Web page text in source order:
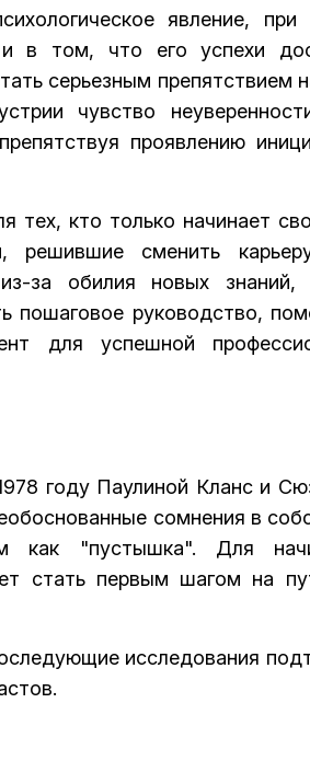
явление, при
в том, что его успехи
серьезным препятствием
чувство
проявлению
тех, кто только начинает
сменить
за обилия новых знаний,
пошаговое руководство,
для успешной
году Паулиной Кланс и
сомнения в
как "пустышка". Для
стать первым шагом на
исследования